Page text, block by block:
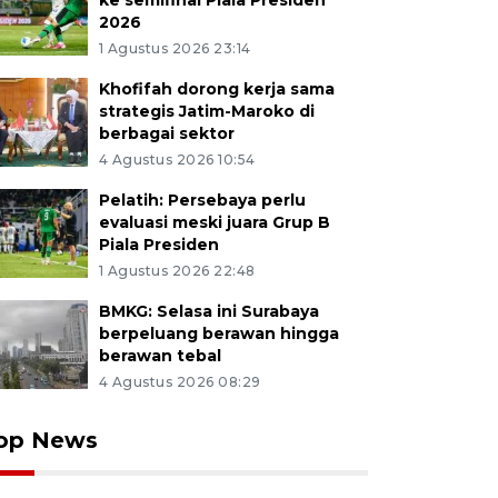
2026
1 Agustus 2026 23:14
Khofifah dorong kerja sama
strategis Jatim-Maroko di
berbagai sektor
4 Agustus 2026 10:54
Pelatih: Persebaya perlu
evaluasi meski juara Grup B
Piala Presiden
1 Agustus 2026 22:48
BMKG: Selasa ini Surabaya
berpeluang berawan hingga
berawan tebal
4 Agustus 2026 08:29
News